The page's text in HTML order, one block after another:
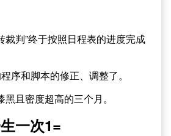
判”终于按照日程表的进度完成
序和脚本的修正、调整了。
且密度超高的三个月。
一次1=